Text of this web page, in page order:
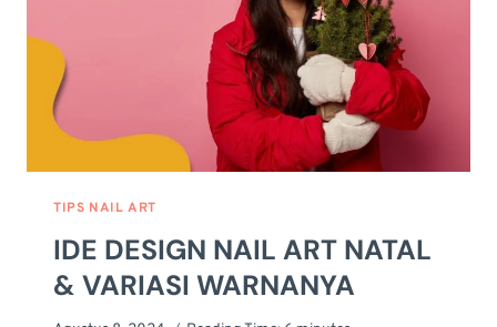
TIPS NAIL ART
IDE DESIGN NAIL ART NATAL
& VARIASI WARNANYA